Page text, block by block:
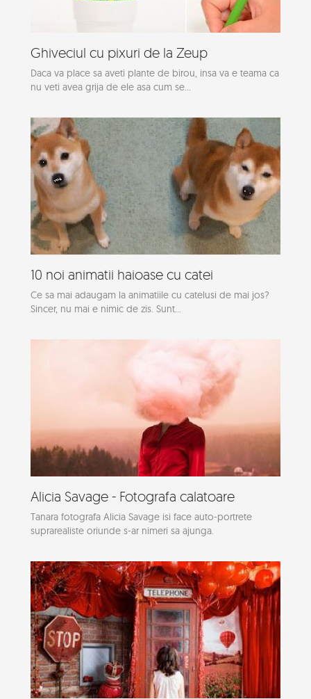
Ghiveciul cu pixuri de la Zeup
Daca va place sa aveti plante de birou, insa va e teama ca
nu veti avea grija de ele asa cum se...
10 noi animatii haioase cu catei
Ce sa mai adaugam la animatiile cu catelusi de mai jos?
Sincer, nu mai e nimic de zis. Sunt...
Alicia Savage - Fotografa calatoare
Tanara fotografa Alicia Savage isi face auto-portrete
suprarealiste oriunde s-ar nimeri sa ajunga.